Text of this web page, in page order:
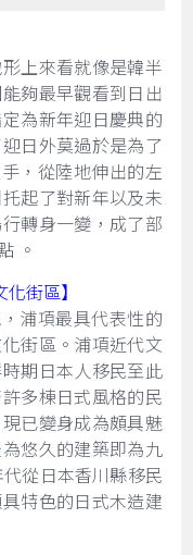
上來看就像是韓半
夠最早觀看到日出
為新年迎日慶典的
日外莫過於是為了
，從陸地伸出的左
起了對新年以及未
轉身一變，成了部
。
街區】
浦項最具代表性的
街區。浦項近代文
期日本人移民至此
多棟日式風格的民
已變身成為頗具魅
悠久的建築即為九
從日本香川縣移民
特色的日式木造建